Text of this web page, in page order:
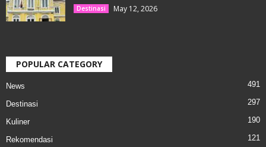
Destinasi May 12, 2026
POPULAR CATEGORY
News 491
Destinasi 297
Kuliner 190
Rekomendasi 121